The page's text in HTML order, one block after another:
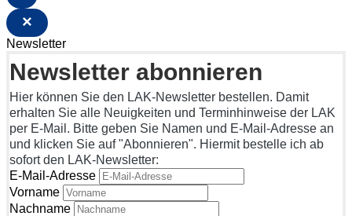
×
Newsletter
Newsletter abonnieren
Hier können Sie den LAK-Newsletter bestellen. Damit
erhalten Sie alle Neuigkeiten und Terminhinweise der LAK
per E-Mail. Bitte geben Sie Namen und E-Mail-Adresse an
und klicken Sie auf "Abonnieren". Hiermit bestelle ich ab
sofort den LAK-Newsletter:
E-Mail-Adresse
Vorname
Nachname